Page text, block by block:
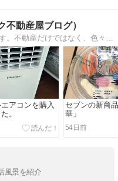
不動産屋ブログ）
バンコクの不動産会社のブログです。不動産だけではなく、色々なバンコクの情報をアップしますので、お楽しみに！
アコンを購入
。
セブンの新商
華」
54日前
風景を紹介